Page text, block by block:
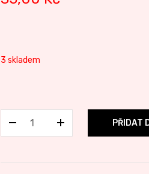
3 skladem
PŘIDAT